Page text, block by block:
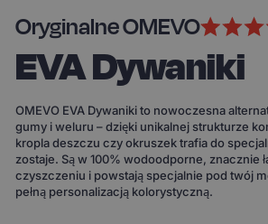
Oryginalne OMEVO
EVA Dywaniki
OMEVO EVA Dywaniki to nowoczesna
gumy i weluru – dzięki unikalnej strukturze
kropla deszczu czy okruszek trafia do
zostaje. Są w 100% wodoodporne, znacznie
czyszczeniu i powstają specjalnie pod twój
pełną personalizacją kolorystyczną.